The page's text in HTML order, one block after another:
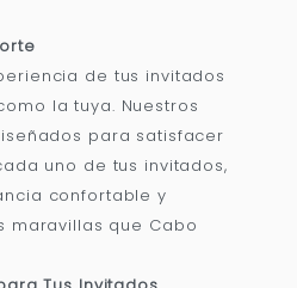
de tus invitados
la tuya. Nuestros
para satisfacer
uno de tus invitados,
confortable y
maravillas que Cabo